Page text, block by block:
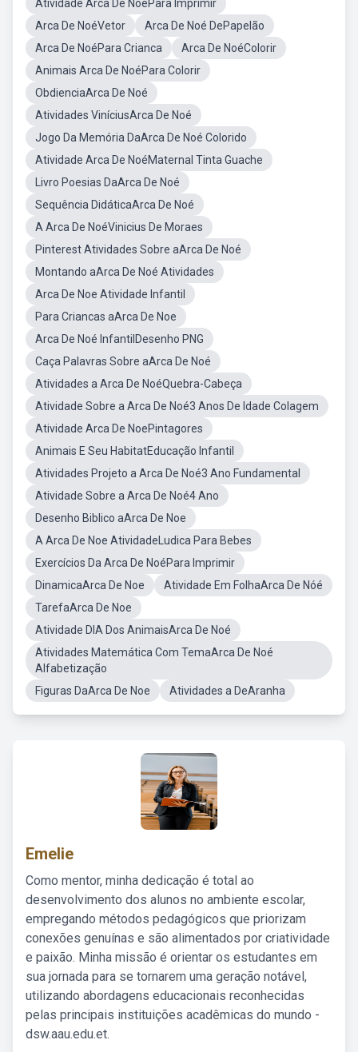
Atividade Arca De NoéPara Imprimir
Arca De NoéVetor
Arca De Noé DePapelão
Arca De NoéPara Crianca
Arca De NoéColorir
Animais Arca De NoéPara Colorir
ObdienciaArca De Noé
Atividades ViníciusArca De Noé
Jogo Da Memória DaArca De Noé Colorido
Atividade Arca De NoéMaternal Tinta Guache
Livro Poesias DaArca De Noé
Sequência DidáticaArca De Noé
A Arca De NoéVinicius De Moraes
Pinterest Atividades Sobre aArca De Noé
Montando aArca De Noé Atividades
Arca De Noe Atividade Infantil
Para Criancas aArca De Noe
Arca De Noé InfantilDesenho PNG
Caça Palavras Sobre aArca De Noé
Atividades a Arca De NoéQuebra-Cabeça
Atividade Sobre a Arca De Noé3 Anos De Idade Colagem
Atividade Arca De NoePintagores
Animais E Seu HabitatEducação Infantil
Atividades Projeto a Arca De Noé3 Ano Fundamental
Atividade Sobre a Arca De Noé4 Ano
Desenho Biblico aArca De Noe
A Arca De Noe AtividadeLudica Para Bebes
Exercícios Da Arca De NoéPara Imprimir
DinamicaArca De Noe
Atividade Em FolhaArca De Nóé
TarefaArca De Noe
Atividade DIA Dos AnimaisArca De Noé
Atividades Matemática Com TemaArca De Noé
Alfabetização
Figuras DaArca De Noe
Atividades a DeAranha
Emelie
Como mentor, minha dedicação é total ao
desenvolvimento dos alunos no ambiente escolar,
empregando métodos pedagógicos que priorizam
conexões genuínas e são alimentados por criatividade
e paixão. Minha missão é orientar os estudantes em
sua jornada para se tornarem uma geração notável,
utilizando abordagens educacionais reconhecidas
pelas principais instituições acadêmicas do mundo -
dsw.aau.edu.et.